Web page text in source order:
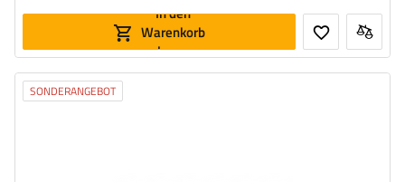
In den
Warenkorb
legen
SONDERANGEBOT